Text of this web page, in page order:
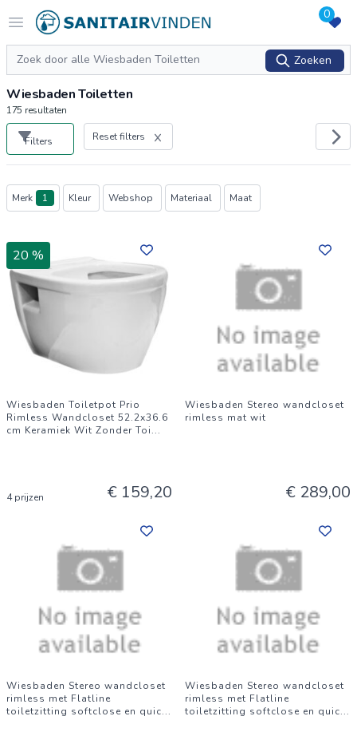
Open menu
Logo sanitairvinden.nl 0
Zoeken
Zoeken
Wiesbaden Toiletten
175 resultaten
Filters Reset filters
Producten
Merk 1 Kleur Webshop Materiaal Maat
20 %
Wiesbaden Toiletpot Prio
Rimless Wandcloset 52.2x36.6
cm Keramiek Wit Zonder Toi...
4 prijzen € 159,20
Wiesbaden Stereo wandcloset
rimless mat wit
€ 289,00
Wiesbaden Stereo wandcloset
rimless met Flatline
toiletzitting softclose en quic...
Wiesbaden Stereo wandcloset
rimless met Flatline
toiletzitting softclose en quic...